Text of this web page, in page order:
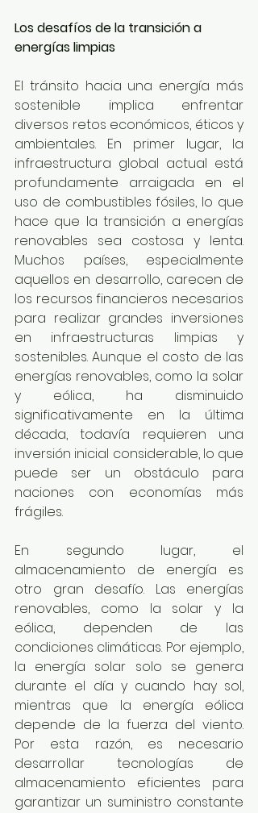
Los desafíos de la transición a
energías limpias
El tránsito hacia una energía más
sostenible implica enfrentar
diversos retos económicos, éticos y
ambientales. En primer lugar, la
infraestructura global actual está
profundamente arraigada en el
uso de combustibles fósiles, lo que
hace que la transición a energías
renovables sea costosa y lenta.
Muchos países, especialmente
aquellos en desarrollo, carecen de
los recursos financieros necesarios
para realizar grandes inversiones
en infraestructuras limpias y
sostenibles. Aunque el costo de las
energías renovables, como la solar
y eólica, ha disminuido
significativamente en la última
década, todavía requieren una
inversión inicial considerable, lo que
puede ser un obstáculo para
naciones con economías más
frágiles.
En segundo lugar, el
almacenamiento de energía es
otro gran desafío. Las energías
renovables, como la solar y la
eólica, dependen de las
condiciones climáticas. Por ejemplo,
la energía solar solo se genera
durante el día y cuando hay sol,
mientras que la energía eólica
depende de la fuerza del viento.
Por esta razón, es necesario
desarrollar tecnologías de
almacenamiento eficientes para
garantizar un suministro constante